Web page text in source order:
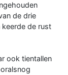
de drie
de rust
ook tientallen